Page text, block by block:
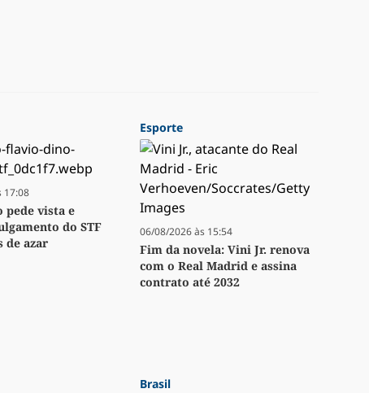
17:08
pede vista e
do STF
de azar
Esporte
06/08/2026 às 15:54
Fim da novela: Vini Jr. renova
com o Real Madrid e assina
contrato até 2032
Brasil